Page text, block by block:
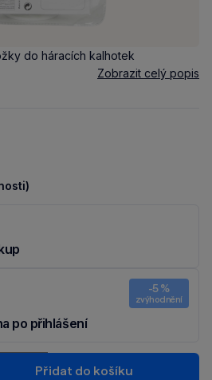
do háracích kalhotek
Zobrazit celý popis
-5 %
zvýhodnění
po přihlášení
+
Přidat do košíku